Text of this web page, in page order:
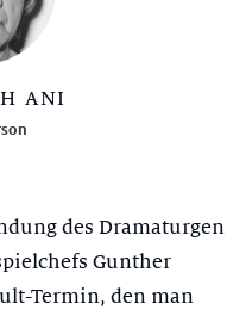
ANI
des Dramaturgen
Gunther
Termin, den man